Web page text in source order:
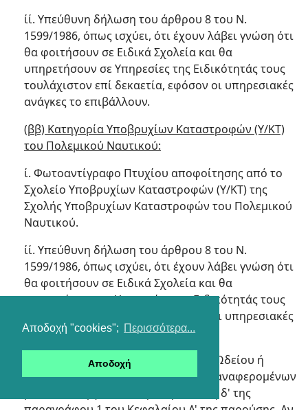
Αποδοχή "cookies"; Περισσότερα...
Αποδοχή
ίί. Υπεύθυνη δήλωση του άρθρου 8 του Ν.
1599/1986, όπως ισχύει, ότι έχουν λάβει γνώση ότι
θα φοιτήσουν σε Ειδικά Σχολεία και θα
υπηρετήσουν σε Υπηρεσίες της Ειδικότητάς τους
τουλάχιστον επί δεκαετία, εφόσον οι υπηρεσιακές
ανάγκες το επιβάλλουν.
(ββ) Κατηγορία Υποβρυχίων Καταστροφών (Υ/ΚΤ)
του Πολεμικού Ναυτικού:
ί. Φωτοαντίγραφο Πτυχίου αποφοίτησης από το
Σχολείο Υποβρυχίων Καταστροφών (Υ/ΚΤ) της
Σχολής Υποβρυχίων Καταστροφών του Πολεμικού
Ναυτικού.
ίί. Υπεύθυνη δήλωση του άρθρου 8 του Ν.
1599/1986, όπως ισχύει, ότι έχουν λάβει γνώση ότι
θα φοιτήσουν σε Ειδικά Σχολεία και θα
υπηρετήσουν σε Υπηρεσίες της Ειδικότητάς τους
τουλάχιστον επί δεκαετία, εφόσον οι υπηρεσιακές
ανάγκες το επιβάλλουν.
(γγ) Κατηγορία Μουσικών: Δίπλωμα Ωδείου ή
Μουσικής Σχολής σε κάποιο εκ των αναφερομένων
μουσικών οργάνων στην περίπτωση δ' της